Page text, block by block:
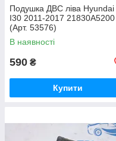
Подушка ДВС ліва Hyundai
I30 2011-2017 21830A5200
(Арт. 53576)
В наявності
590 ₴
Купити